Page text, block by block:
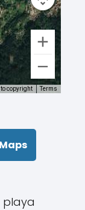
to copyright Terms
playa